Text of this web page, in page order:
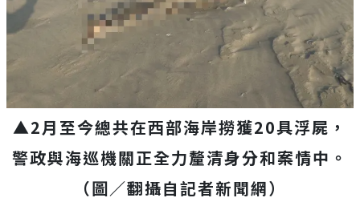
▲2月至今總共在西部海岸撈獲20具浮屍，
警政與海巡機關正全力釐清身分和案情中。
（圖／翻攝自記者新聞網）